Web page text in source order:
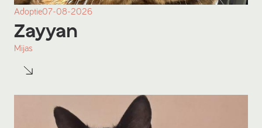
Adoptie07-08-2026
Zayyan
Mijas